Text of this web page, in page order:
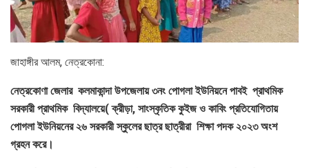
জাহাঙ্গীর আলম, নেত্রকোনা:
নেত্রকোণা জেলার কলমাকান্দা উপজেলায় ৩নং পোগলা ইউনিয়নে পাবই প্রাথমিক
সরকারী প্রাথমিক বিদ্যালয়ে( ক্রীড়া, সাংস্কৃতিক কুইজ ও কাবিং প্রতিযোগিতায়
পোগলা ইউনিয়নের ২৬ সরকারী স্কুলের ছাত্র ছাত্রীরা শিক্ষা পদক ২০২৩ অংশ
গ্রহন করে।